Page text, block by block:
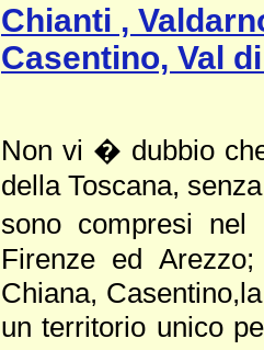
Chianti ,
Casentino, Val
Non vi � dubbio
della Toscana,
sono compresi
Firenze ed
Chiana,
un territorio unico